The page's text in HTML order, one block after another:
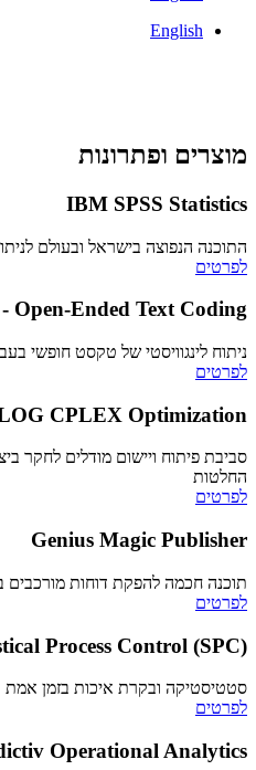
English
מוצרים ופתרונות
IBM SPSS Statistics
התוכנה הנפוצה בישראל ובעולם
לפרטים
Open-Ended Text Coding
ניתוח לינגוויסטי של טקסט חופשי
לפרטים
CPLEX Optimization
סביבת פיתוח ויישום מודלים לחקר
החלטות
לפרטים
Genius Magic Publisher
תוכנה חכמה להפקת דוחות מורכבים
לפרטים
Process Control (SPC)
סטטיסטיקה ובקרת איכות בזמן אמת
לפרטים
Operational Analytics